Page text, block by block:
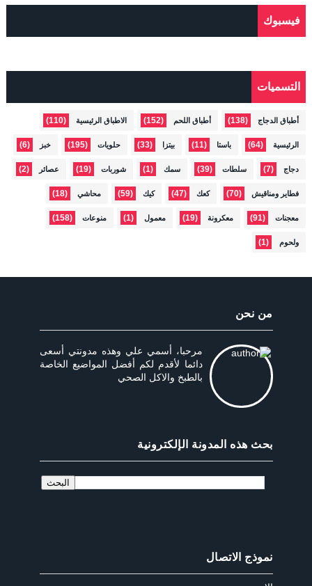
فيسبوك
التسميات
أطباق الدجاج (138) أطباق اللحم (152) الاطباق الرئيسية (110)
الرئيسية (64) باستا (11) بيتزا (33) حلويات (195) خبز (6)
دجاج (7) سلطات (39) سمك (1) شوربات (19) عصائر (2)
فطاير ومناقيش (70) كعك (47) كيك (59) محاشي (18)
معجنات (91) معكرونة (19) معمول (1) منوعات (158)
ولحوم (1)
من نحن
مرحبا، أسمي علي وهذه مدونتي أسعى
دائما لأقدم لكم أفضل المواضيع الخاصة
بالطبخ والاكل الصحي
بحث هذه المدونة الإلكترونية
نموذج الاتصال